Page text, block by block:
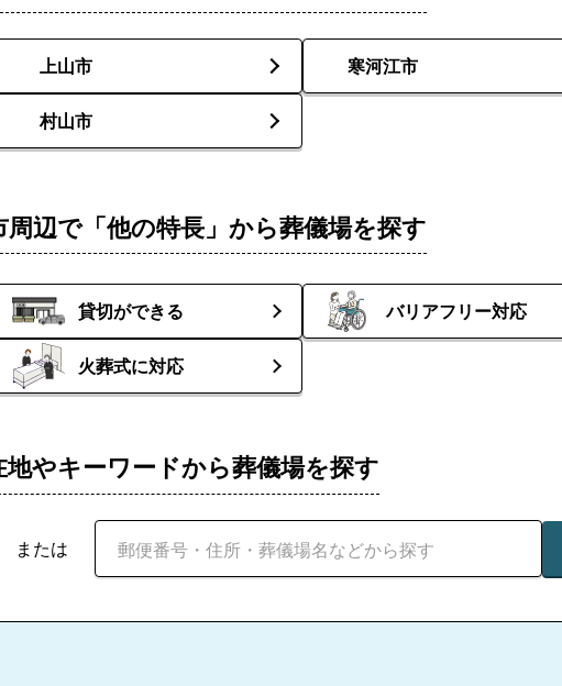
上山市 寒河江市
村山市
周辺で「他の特長」から葬儀場を探す
貸切ができる バリアフリー対応
火葬式に対応
地やキーワードから葬儀場を探す
または